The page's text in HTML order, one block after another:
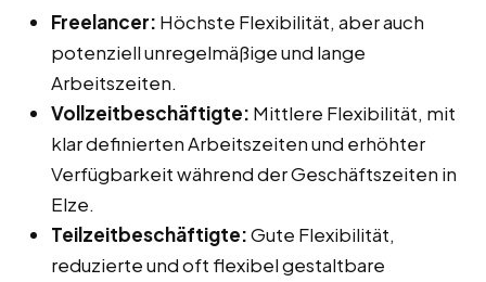
Freelancer: Höchste Flexibilität, aber auch
potenziell unregelmäßige und lange
Arbeitszeiten.
Vollzeitbeschäftigte: Mittlere Flexibilität, mit
klar definierten Arbeitszeiten und erhöhter
Verfügbarkeit während der Geschäftszeiten in
Elze.
Teilzeitbeschäftigte:Gute Flexibilität,
reduzierte und oft flexibel gestaltbare